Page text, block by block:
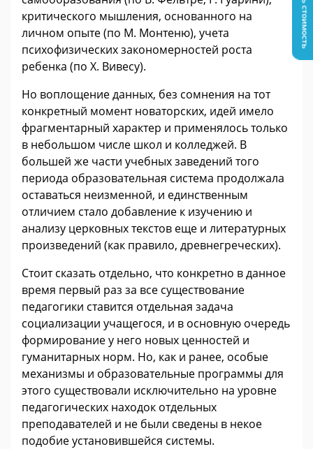
критического мышления, основанного на
личном опыте (по М. Монтеню), учета
психофизических закономерностей роста
ребенка (по Х. Вивесу).
Но воплощение данных, без сомнения на тот
конкретный момент новаторских, идей имело
фрагментарный характер и применялось только
в небольшом числе школ и колледжей. В
большей же части учебных заведений того
периода образовательная система продолжала
оставаться неизменной, и единственным
отличием стало добавление к изучению и
анализу церковных текстов еще и литературных
произведений (как правило, древнегреческих).
Стоит сказать отдельно, что конкретно в данное
время первый раз за все существование
педагогики ставится отдельная задача
социализации учащегося, и в основную очередь
формирование у него новых ценностей и
гуманитарных норм. Но, как и ранее, особые
механизмы и образовательные программы для
этого существовали исключительно на уровне
педагогических находок отдельных
преподавателей и не были сведены в некое
подобие установившейся системы.